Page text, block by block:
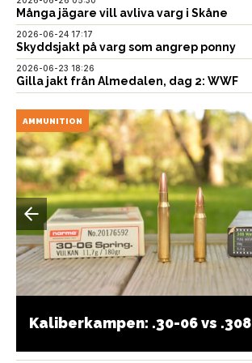
Många jägare vill avliva varg i Skåne
2026-06-24 17:17
Skyddsjakt på varg som angrep ponny
2026-06-23 18:26
Gilla jakt från Almedalen, dag 2: WWF
AMMUNITION
Kaliberkampen: .30-06 vs .308